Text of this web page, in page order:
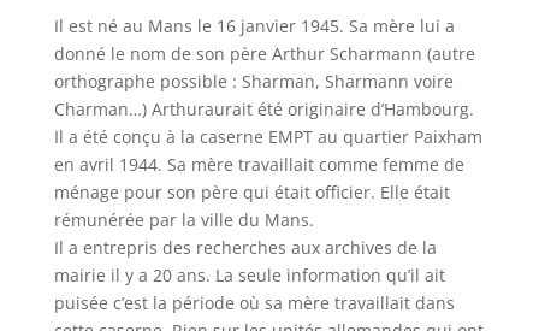
Il est né au Mans le 16 janvier 1945. Sa mère lui a
donné le nom de son père Arthur Scharmann (autre
orthographe possible : Sharman, Sharmann voire
Charman…) Arthuraurait été originaire d’Hambourg.
Il a été conçu à la caserne EMPT au quartier Paixham
en avril 1944. Sa mère travaillait comme femme de
ménage pour son père qui était officier. Elle était
rémunérée par la ville du Mans.
Il a entrepris des recherches aux archives de la
mairie il y a 20 ans. La seule information qu’il ait
puisée c’est la période où sa mère travaillait dans